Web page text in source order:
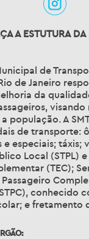
A ESTUTURA DA
de
de Janeiro
da
visando
população. A
de transporte:
especiais; táxis;
Local (STPL)
(TEC);
conhecido
e fretamento